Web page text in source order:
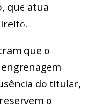
que atua
que o
do titular,
o